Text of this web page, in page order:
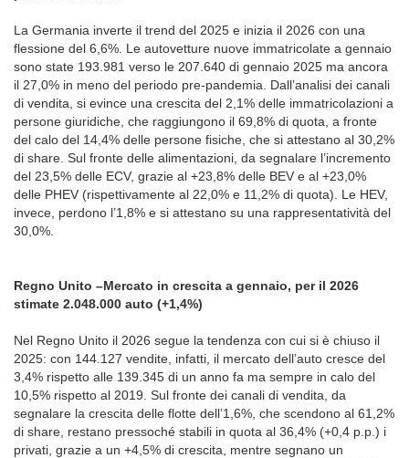
La Germania inverte il trend del 2025 e inizia il 2026 con una
flessione del 6,6%. Le autovetture nuove immatricolate a gennaio
sono state 193.981 verso le 207.640 di gennaio 2025 ma ancora
il 27,0% in meno del periodo pre-pandemia. Dall’analisi dei canali
di vendita, si evince una crescita del 2,1% delle immatricolazioni a
persone giuridiche, che raggiungono il 69,8% di quota, a fronte
del calo del 14,4% delle persone fisiche, che si attestano al 30,2%
di share. Sul fronte delle alimentazioni, da segnalare l’incremento
del 23,5% delle ECV, grazie al +23,8% delle BEV e al +23,0%
delle PHEV (rispettivamente al 22,0% e 11,2% di quota). Le HEV,
invece, perdono l’1,8% e si attestano su una rappresentatività del
30,0%.
Regno Unito –Mercato in crescita a gennaio, per il 2026
stimate 2.048.000 auto (+1,4%)
Nel Regno Unito il 2026 segue la tendenza con cui si è chiuso il
2025: con 144.127 vendite, infatti, il mercato dell’auto cresce del
3,4% rispetto alle 139.345 di un anno fa ma sempre in calo del
10,5% rispetto al 2019. Sul fronte dei canali di vendita, da
segnalare la crescita delle flotte dell’1,6%, che scendono al 61,2%
di share, restano pressoché stabili in quota al 36,4% (+0,4 p.p.) i
privati, grazie a un +4,5% di crescita, mentre segnano un